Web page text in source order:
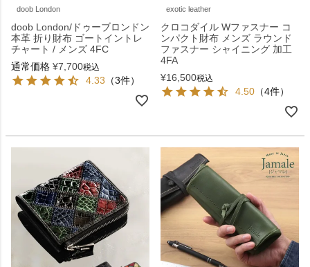
doob London
doob London/ドゥーブロンドン
本革 折り財布 ゴートイントレ
チャート / メンズ 4FC
通常価格 ¥7,700税込
4.33 （3件）
exotic leather
クロコダイル Wファスナー コ
ンパクト財布 メンズ ラウンド
ファスナー シャイニング 加工
4FA
¥16,500税込
4.50 （4件）